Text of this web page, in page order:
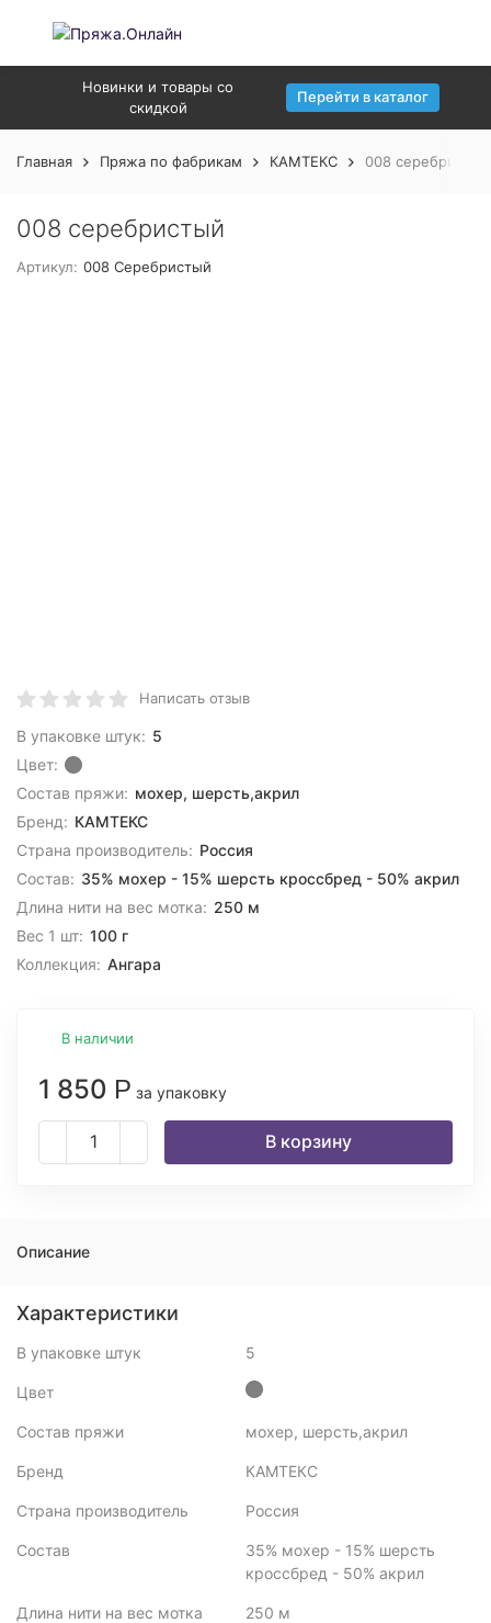
Новинки и товары со
скидкой
Перейти в каталог
Главная Пряжа по фабрикам КАМТЕКС 008 серебристый
008 серебристый
Артикул: 008 Серебристый
Написать отзыв
В упаковке штук: 5
Цвет:
Состав пряжи: мохер, шерсть,акрил
Бренд: КАМТЕКС
Страна производитель: Россия
Состав: 35% мохер - 15% шерсть кроссбред - 50% акрил
Длина нити на вес мотка: 250 м
Вес 1 шт: 100 г
Коллекция: Ангара
В наличии
1 850 Р за упаковку
В корзину
Описание
Характеристики
В упаковке штук 5
Цвет
Состав пряжи мохер, шерсть,акрил
Бренд КАМТЕКС
Страна производитель Россия
Состав
35% мохер - 15% шерсть
кроссбред - 50% акрил
Длина нити на вес мотка 250 м